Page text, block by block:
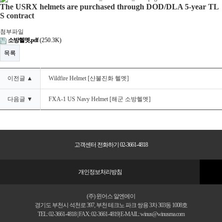
The USRX helmets are purchased through DOD/DLA 5-year TL
S contract
첨부파일
소방헬멧.pdf(250.3K)
목록
이전글 ▲ Wildfire Helmet [산불진화 헬멧]
다음글 ▼ FXA-1 US Navy Helmet [해군 소방헬멧]
고객센터 전화하기 02-3661-4818
개인정보처리방침
(주) 윈어스 알엔에이
경기도 부천시 석천로 397, 부천 테크노 파크 쌍용 3차 303동 1008호
TEL: 02-3661-4818 | FAX: 02-3661-4819| E-MAIL: winus@winusrna.com